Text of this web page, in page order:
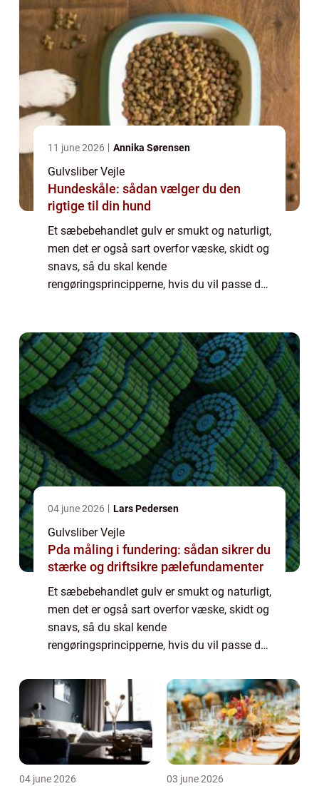
11 june 2026 Annika Sørensen
Gulvsliber Vejle
Hundeskåle: sådan vælger du den
rigtige til din hund
Et sæbebehandlet gulv er smukt og naturligt,
men det er også sart overfor væske, skidt og
snavs, så du skal kende
rengøringsprincipperne, hvis du vil passe det
04 june 2026 Lars Pedersen
Gulvsliber Vejle
Pda måling i fundering: sådan sikrer du
stærke og driftsikre pælefundamenter
Et sæbebehandlet gulv er smukt og naturligt,
men det er også sart overfor væske, skidt og
snavs, så du skal kende
rengøringsprincipperne, hvis du vil passe det
det ...
04 june 2026 03 june 2026